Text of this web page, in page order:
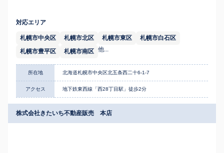
対応エリア
札幌市中央区 札幌市北区 札幌市東区
札幌市白石区
札幌市豊平区
札幌市南区 他...
所在地 北海道札幌市中央区北五条西二十6-1-7
アクセス 地下鉄東西線「西28丁目駅」徒歩2分
株式会社きたいち不動産販売 本店